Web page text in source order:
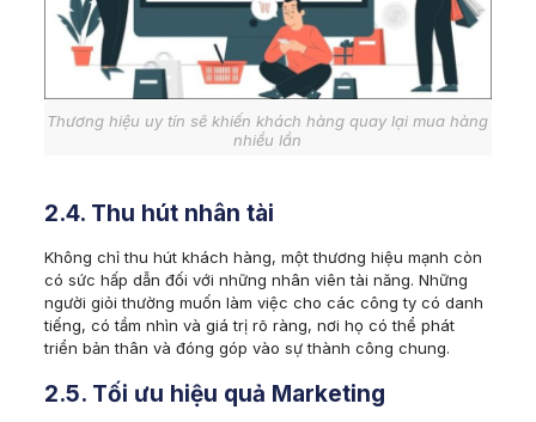
Thương hiệu uy tín sẽ khiến khách hàng quay lại mua hàng
nhiều lần
2.4. Thu hút nhân tài
Không chỉ thu hút khách hàng, một thương hiệu mạnh còn
có sức hấp dẫn đối với những nhân viên tài năng. Những
người giỏi thường muốn làm việc cho các công ty có danh
tiếng, có tầm nhìn và giá trị rõ ràng, nơi họ có thể phát
triển bản thân và đóng góp vào sự thành công chung.
2.5. Tối ưu hiệu quả Marketing